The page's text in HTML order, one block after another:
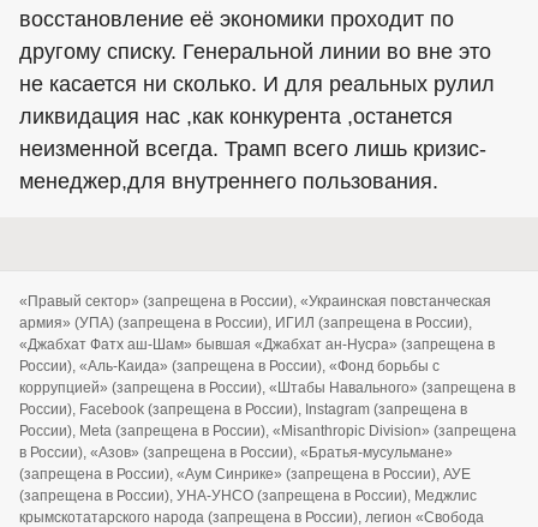
восстановление её экономики проходит по
другому списку. Генеральной линии во вне это
не касается ни сколько. И для реальных рулил
ликвидация нас ,как конкурента ,останется
неизменной всегда. Трамп всего лишь кризис-
менеджер,для внутреннего пользования.
«Правый сектор» (запрещена в России), «Украинская повстанческая
армия» (УПА) (запрещена в России), ИГИЛ (запрещена в России),
«Джабхат Фатх аш-Шам» бывшая «Джабхат ан-Нусра» (запрещена в
России), «Аль-Каида» (запрещена в России), «Фонд борьбы с
коррупцией» (запрещена в России), «Штабы Навального» (запрещена в
России), Facebook (запрещена в России), Instagram (запрещена в
России), Meta (запрещена в России), «Misanthropic Division» (запрещена
в России), «Азов» (запрещена в России), «Братья-мусульмане»
(запрещена в России), «Аум Синрике» (запрещена в России), АУЕ
(запрещена в России), УНА-УНСО (запрещена в России), Меджлис
крымскотатарского народа (запрещена в России), легион «Свобода